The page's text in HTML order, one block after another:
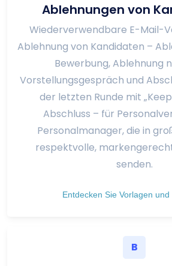
Ablehnungen von
Wiederverwendbare E-Mail-
Ablehnung von Kandidaten –
Bewerbung, Ablehnung
Vorstellungsgespräch und
der letzten Runde mit
Abschluss – für
Personalmanager, die in
respektvolle,
senden.
Entdecken Sie Vorlagen und
B